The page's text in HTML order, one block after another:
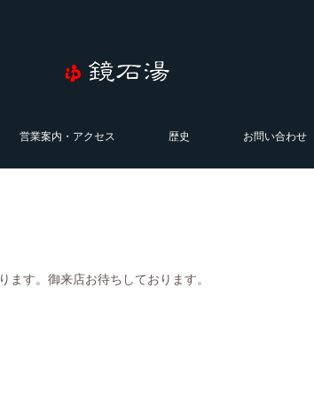
営業案内・アクセス 歴史 お問い合わせ
す。御来店お待ちしております。